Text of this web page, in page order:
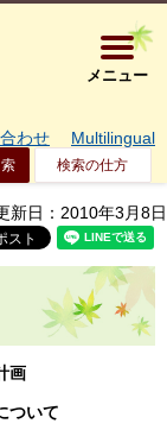
大阪府箕
メニュー
わせ Multilingual
検索の仕方
新日：2010年3月8日
画
ついて